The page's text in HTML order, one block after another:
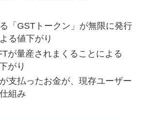
「GSTトークン」が無限に発行
る値下がり
が量産されまくることによる
がり
支払ったお金が、現存ユーザー
組み